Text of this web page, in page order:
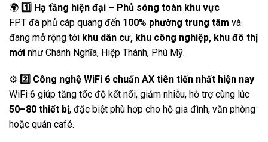
🌍 1️⃣ Hạ tầng hiện đại – Phủ sóng toàn khu vực
FPT đã phủ cáp quang đến 100% phường trung tâm và
đang mở rộng tới khu dân cư, khu công nghiệp, khu đô thị
mới như Chánh Nghĩa, Hiệp Thành, Phú Mỹ.
⚙️ 2️⃣ Công nghệ WiFi 6 chuẩn AX tiên tiến nhất hiện nay
WiFi 6 giúp tăng tốc độ kết nối, giảm nhiễu, hỗ trợ cùng lúc
50–80 thiết bị, đặc biệt phù hợp cho hộ gia đình, văn phòng
hoặc quán café.